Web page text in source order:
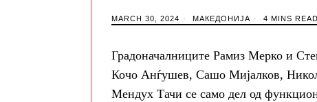
MARCH 30, 2024 МАКЕДОНИЈА 4 MINS READ
Градоначалниците Рамиз Мерко и
Кочо Анѓушев, Сашо Мијалков,
Мендух Тачи се само дел од